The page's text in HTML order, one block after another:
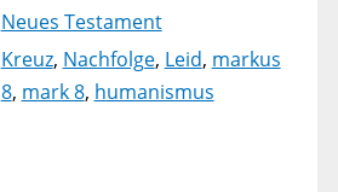
Neues Testament
Kreuz, Nachfolge, Leid, markus
8, mark 8, humanismus